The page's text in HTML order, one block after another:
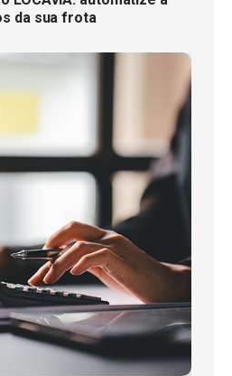
da sua frota